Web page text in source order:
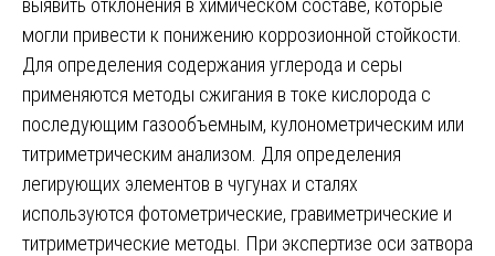
выявить отклонения в химическом составе, которые
могли привести к понижению коррозионной стойкости.
Для определения содержания углерода и серы
применяются методы сжигания в токе кислорода с
последующим газообъемным, кулонометрическим или
титриметрическим анализом. Для определения
легирующих элементов в чугунах и сталях
используются фотометрические, гравиметрические и
титриметрические методы. При экспертизе оси затвора